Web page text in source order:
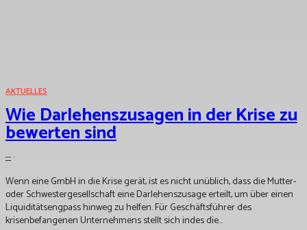
AKTUELLES
Wie Darlehenszusagen in der Krise zu
bewerten sind
---
Wenn eine GmbH in die Krise gerät, ist es nicht unüblich, dass die Mutter-
oder Schwestergesellschaft eine Darlehenszusage erteilt, um über einen
Liquiditätsengpass hinweg zu helfen. Für Geschäftsführer des
krisenbefangenen Unternehmens stellt sich indes die...